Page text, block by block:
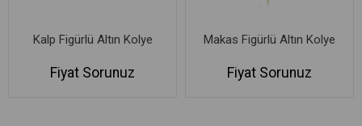
Kalp Figürlü Altın Kolye
Fiyat Sorunuz
Makas Figürlü Altın Kolye
Fiyat Sorunuz